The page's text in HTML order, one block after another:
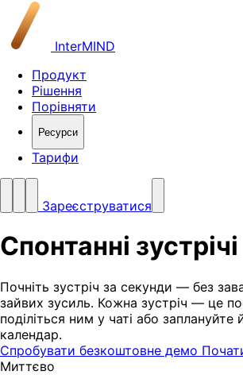
InterMIND
Продукт
Рішення
Порівняти
Ресурси
Тарифи
Зареєструватися
Спонтанні зустрічі
Почніть зустріч за секунди — без
зайвих зусиль. Кожна зустріч — це
поділіться ним у чаті або заплануйте
календар.
Спробувати безкоштовне демо
Миттєво